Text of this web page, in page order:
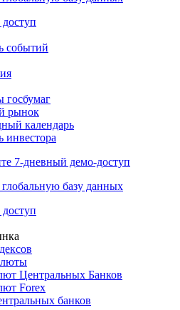
событий
госбумаг
рынок
календарь
инвестора
7-дневный демо-доступ
базу данных
Центральных Банков
Forex
банков